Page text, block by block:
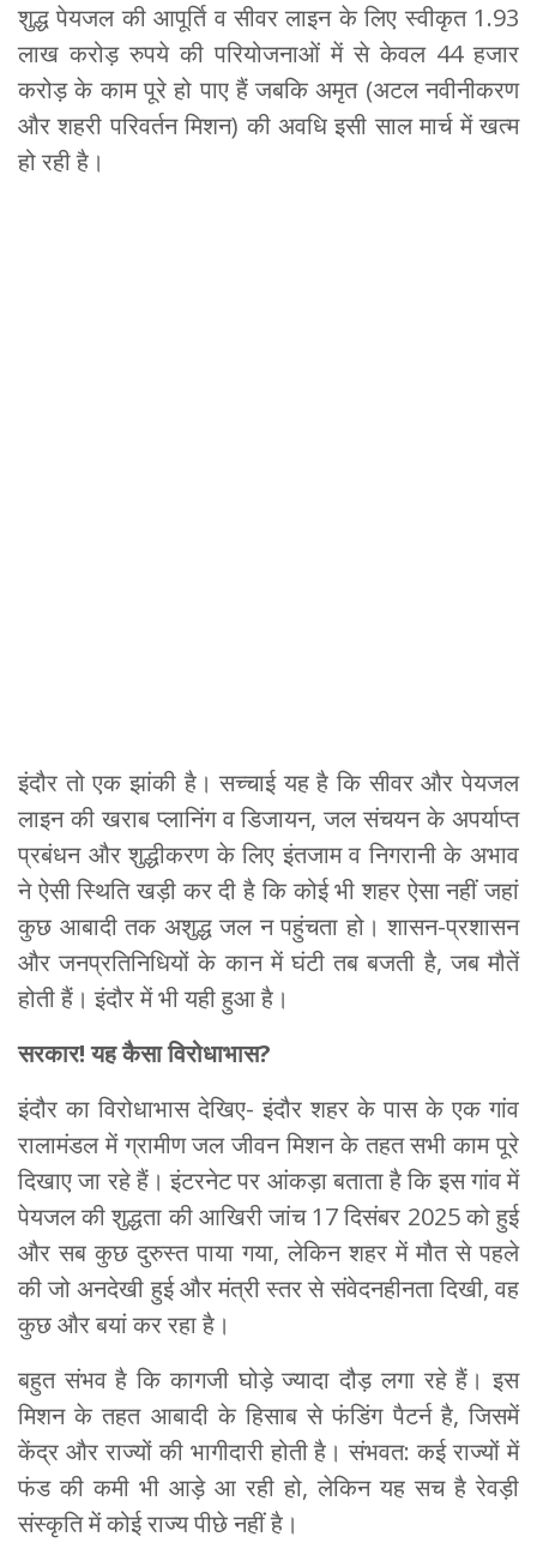
शुद्ध पेयजल की आपूर्ति व सीवर लाइन के लिए स्वीकृत 1.93
लाख करोड़ रुपये की परियोजनाओं में से केवल 44 हजार
करोड़ के काम पूरे हो पाए हैं जबकि अमृत (अटल नवीनीकरण
और शहरी परिवर्तन मिशन) की अवधि इसी साल मार्च में खत्म
हो रही है।
इंदौर तो एक झांकी है। सच्चाई यह है कि सीवर और पेयजल
लाइन की खराब प्लानिंग व डिजायन, जल संचयन के अपर्याप्त
प्रबंधन और शुद्धीकरण के लिए इंतजाम व निगरानी के अभाव
ने ऐसी स्थिति खड़ी कर दी है कि कोई भी शहर ऐसा नहीं जहां
कुछ आबादी तक अशुद्ध जल न पहुंचता हो। शासन-प्रशासन
और जनप्रतिनिधियों के कान में घंटी तब बजती है, जब मौतें
होती हैं। इंदौर में भी यही हुआ है।
सरकार! यह कैसा विरोधाभास?
इंदौर का विरोधाभास देखिए- इंदौर शहर के पास के एक गांव
रालामंडल में ग्रामीण जल जीवन मिशन के तहत सभी काम पूरे
दिखाए जा रहे हैं। इंटरनेट पर आंकड़ा बताता है कि इस गांव में
पेयजल की शुद्धता की आखिरी जांच 17 दिसंबर 2025 को हुई
और सब कुछ दुरुस्त पाया गया, लेकिन शहर में मौत से पहले
की जो अनदेखी हुई और मंत्री स्तर से संवेदनहीनता दिखी, वह
कुछ और बयां कर रहा है।
बहुत संभव है कि कागजी घोड़े ज्यादा दौड़ लगा रहे हैं। इस
मिशन के तहत आबादी के हिसाब से फंडिंग पैटर्न है, जिसमें
केंद्र और राज्यों की भागीदारी होती है। संभवत: कई राज्यों में
फंड की कमी भी आड़े आ रही हो, लेकिन यह सच है रेवड़ी
संस्‍कृति में कोई राज्य पीछे नहीं है।